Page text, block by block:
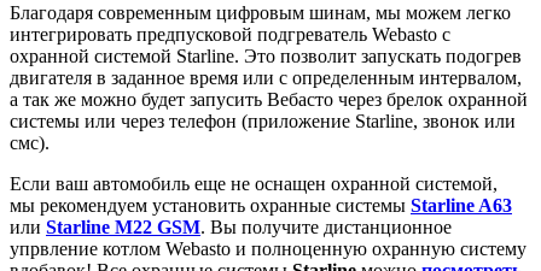
Благодаря современным цифровым шинам, мы можем легко
интегрировать предпусковой подгреватель Webasto с
охранной системой Starline. Это позволит запускать подогрев
двигателя в заданное время или с определенным интервалом,
а так же можно будет запусить Вебасто через брелок охранной
системы или через телефон (приложение Starline, звонок или
смс).
Если ваш автомобиль еще не оснащен охранной системой,
мы рекомендуем установить охранные системы Starline A63
или Starline M22 GSM. Вы получите дистанционное
упрвление котлом Webasto и полноценную охранную систему